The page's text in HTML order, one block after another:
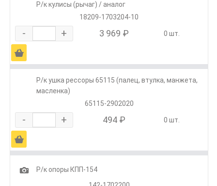
Р/к кулисы (рычаг) / аналог
18209-1703204-10
- + 3 969 ₽ 0 шт.
Ä
Р/к ушка рессоры 65115 (палец, втулка, манжета,
масленка)
65115-2902020
- + 494 ₽ 0 шт.
Ä
1
Р/к опоры КПП-154